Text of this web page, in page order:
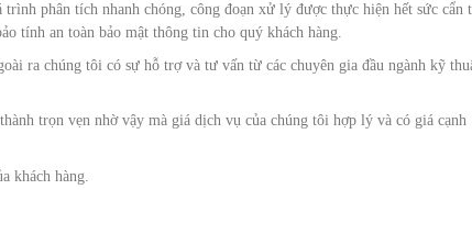
phân tích nhanh chóng, công đoạn xử lý được thực hiện hết sức cẩn
tính an toàn bảo mật thông tin cho quý khách hàng.
ra chúng tôi có sự hỗ trợ và tư vấn từ các chuyên gia đầu ngành kỹ
trọn vẹn nhờ vậy mà giá dịch vụ của chúng tôi hợp lý và có giá cạnh
khách hàng.